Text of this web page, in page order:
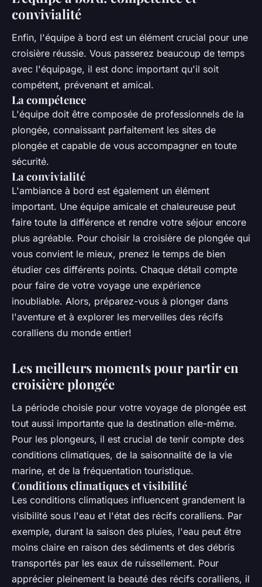
convivialité
Enfin, l'équipe à bord est un élément crucial pour une
croisière réussie. Vous passerez beaucoup de temps
avec l'équipage, il est donc important qu'il soit
compétent, prévenant et amical.
La compétence
L'équipe doit être composée de professionnels de la
plongée, connaissant parfaitement les sites de
plongée et capable de vous accompagner en toute
sécurité.
La convivialité
L'ambiance à bord est également un élément
important. Une équipe amicale et chaleureuse peut
faire toute la différence et rendre votre séjour encore
plus agréable. Pour choisir la croisière de plongée qui
vous convient le mieux, prenez le temps de bien
étudier ces différents points. Chaque détail compte
pour faire de votre voyage une expérience
inoubliable. Alors, préparez-vous à plonger dans
l'aventure et à explorer les merveilles des récifs
coralliens du monde entier!
Les meilleurs moments pour partir en
croisière plongée
La période choisie pour votre voyage de plongée est
tout aussi importante que la destination elle-même.
Pour les plongeurs, il est crucial de tenir compte des
conditions climatiques, de la saisonnalité de la vie
marine, et de la fréquentation touristique.
Conditions climatiques et visibilité
Les conditions climatiques influencent grandement la
visibilité sous l'eau et l'état des récifs coralliens. Par
exemple, durant la saison des pluies, l'eau peut être
moins claire en raison des sédiments et des débris
transportés par les eaux de ruissellement. Pour
apprécier pleinement la beauté des récifs coralliens, il